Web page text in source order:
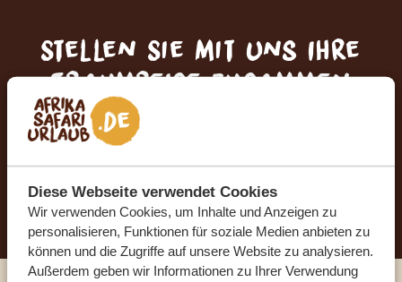
Diese Webseite verwendet Cookies
Wir verwenden Cookies, um Inhalte und Anzeigen zu
personalisieren, Funktionen für soziale Medien anbieten zu
können und die Zugriffe auf unsere Website zu analysieren.
Außerdem geben wir Informationen zu Ihrer Verwendung
Stellen Sie mit uns Ihre
Traumreise zusammen
KOSTENLOS UND UNVERBINDLICH
JETZT TRAUMREISE ANFORDERN